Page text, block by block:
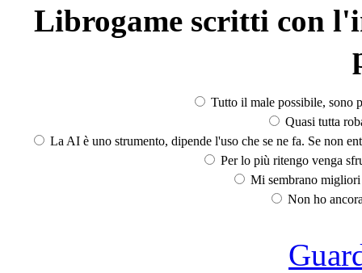
Librogame scritti con
Tutto il male possibile, sono
Quasi tutta
La AI è uno strumento, dipende l'uso che se ne fa. Se non
Per lo più ritengo venga
Mi sembrano
Non ho